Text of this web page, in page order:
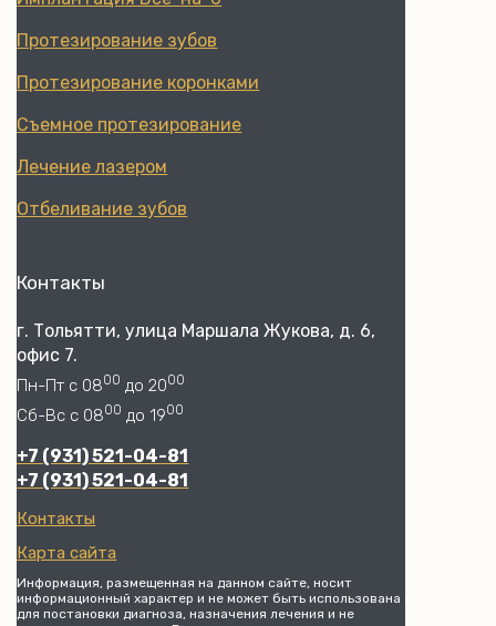
Протезирование зубов
Протезирование коронками
Съемное протезирование
Лечение лазером
Отбеливание зубов
Контакты
г. Тольятти, улица Маршала Жукова, д. 6,
офис 7.
Пн-Пт с 0800 до 2000
Сб-Вс с 0800 до 1900
+7 (931) 521-04-81
+7 (931) 521-04-81
Контакты
Карта сайта
Информация, размещенная на данном сайте, носит
информационный характер и не может быть использована
для постановки диагноза, назначения лечения и не